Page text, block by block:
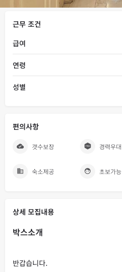
근무 조건
급여
연령
성별
편의사항
갯수보장 경력우대
숙소제공 초보가능
상세 모집내용
박스소개
반갑습니다.